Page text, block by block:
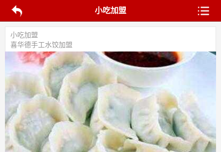
小吃加盟
小吃加盟
喜华德手工水饺加盟